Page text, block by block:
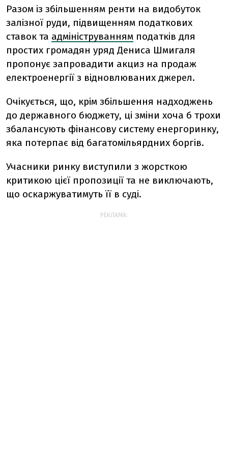
Разом із збільшенням ренти на видобуток
залізної руди, підвищенням податкових
ставок та адмініструванням податків для
простих громадян уряд Дениса Шмигаля
пропонує запровадити акциз на продаж
електроенергії з відновлюваних джерел.
Очікується, що, крім збільшення надходжень
до державного бюджету, ці зміни хоча б трохи
збалансують фінансову систему енергоринку,
яка потерпає від багатомільярдних боргів.
Учасники ринку виступили з жорсткою
критикою цієї пропозиції та не виключають,
що оскаржуватимуть її в суді.
РЕКЛАМА: